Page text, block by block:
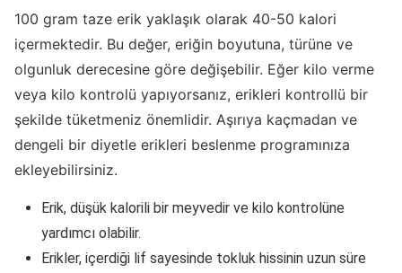
100 gram taze erik yaklaşık olarak 40-50 kalori
içermektedir. Bu değer, eriğin boyutuna, türüne ve
olgunluk derecesine göre değişebilir. Eğer kilo verme
veya kilo kontrolü yapıyorsanız, erikleri kontrollü bir
şekilde tüketmeniz önemlidir. Aşırıya kaçmadan ve
dengeli bir diyetle erikleri beslenme programınıza
ekleyebilirsiniz.
Erik, düşük kalorili bir meyvedir ve kilo kontrolüne
yardımcı olabilir.
Erikler, içerdiği lif sayesinde tokluk hissinin uzun süre